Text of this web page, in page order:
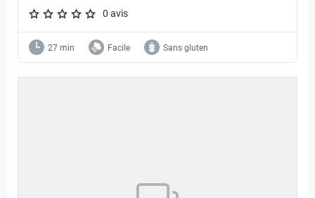
A star rating of 0 out of 5.
0 avis
27 min Facile Sans gluten